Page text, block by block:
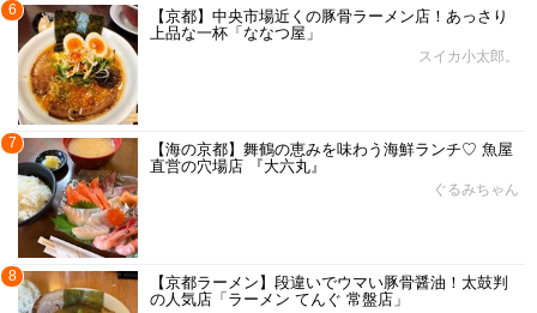
6
【京都】中央市場近くの豚骨ラーメン店！あっさり
上品な一杯「ななつ屋」
スイカ小太郎。
7
【海の京都】舞鶴の恵みを味わう海鮮ランチ♡ 魚屋
直営の穴場店 『大六丸』
ぐるみちゃん
8
【京都ラーメン】段違いでウマい豚骨醤油！太鼓判
の人気店「ラーメン てんぐ 常盤店」